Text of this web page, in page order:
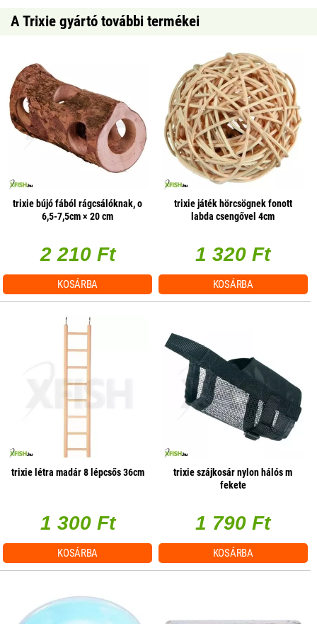
A Trixie gyártó további termékei
trixie bújó fából rágcsálóknak, o
6,5-7,5cm × 20 cm
2 210 Ft
KOSÁRBA
trixie játék hörcsögnek fonott
labda csengővel 4cm
1 320 Ft
KOSÁRBA
trixie létra madár 8 lépcsős 36cm
1 300 Ft
KOSÁRBA
trixie szájkosár nylon hálós m
fekete
1 790 Ft
KOSÁRBA